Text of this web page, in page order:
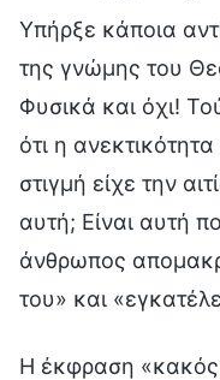
Υπήρξε κάποια
της γνώμης του
Φυσικά και όχι!
ότι η
στιγμή είχε την
αυτή; Είναι αυτή
άνθρωπος
του» και
Η έκφραση «κακός